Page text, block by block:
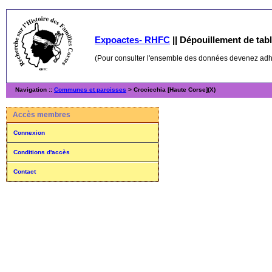
Expoactes- RHFC || Dépouillement de
(Pour consulter l'ensemble des données devenez
Navigation :: Communes et paroisses > Crocicchia [Haute Corse](X)
Accès membres
Connexion
Conditions d'accès
Contact